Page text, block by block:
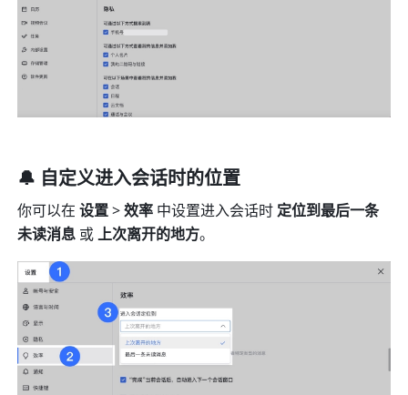
🔔 自定义进入会话时的位置
你可以在 设置 > 效率 中设置进入会话时 定位到最后一条
未读消息 或 上次离开的地方。